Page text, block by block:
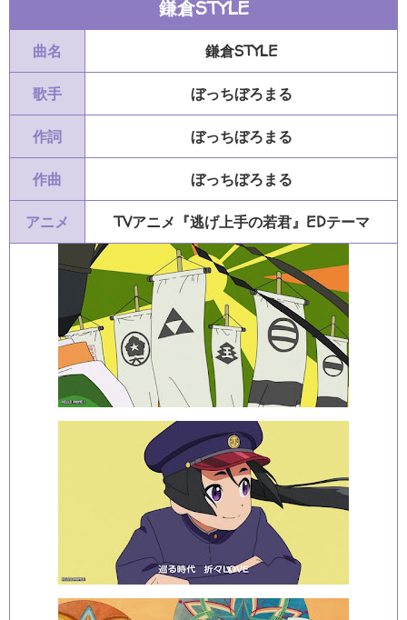
鎌倉STYLE
曲名 鎌倉STYLE
歌手 ぼっちぼろまる
作詞 ぼっちぼろまる
作曲 ぼっちぼろまる
アニメ TVアニメ『逃げ上手の若君』EDテーマ